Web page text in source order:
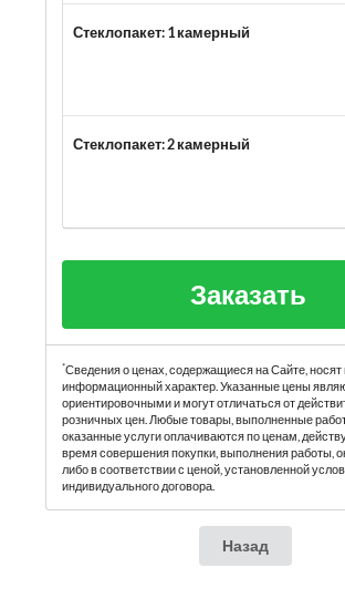
Стеклопакет: 1 камерный
Стеклопакет: 2 камерный
Заказать
*Сведения о ценах, содержащиеся на Сайте,
информационный характер. Указанные цены
ориентировочными и могут отличаться от
розничных цен. Любые товары, выполненные
оказанные услуги оплачиваются по ценам,
время совершения покупки, выполнения работы,
либо в соответствии с ценой, установленной
индивидуального договора.
Назад